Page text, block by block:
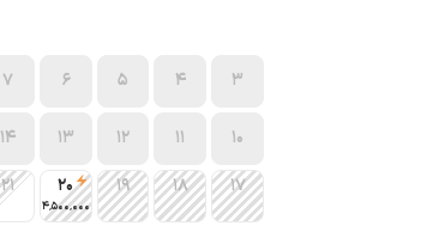
3
4
5
6
7
10
11
12
13
14
17
18
19
20
4٬500٬000
21